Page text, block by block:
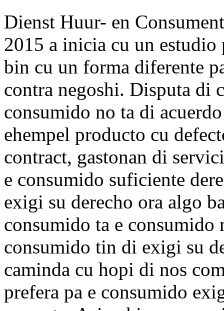
Dienst Huur- en
2015 a inicia cu un estudio
bin cu un forma diferente
contra negoshi. Disputa di
consumido no ta di
ehempel producto cu
contract, gastonan di
e consumido suficiente
exigi su derecho ora algo
consumido ta e consumido
consumido tin di exigi su
caminda cu hopi di nos
prefera pa e consumido